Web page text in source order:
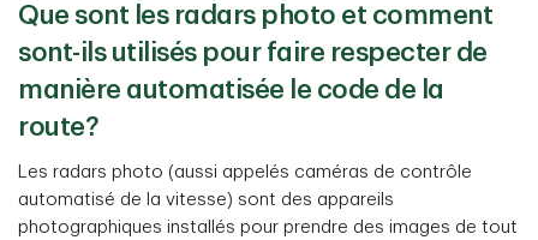
Que sont les radars photo et comment
sont-ils utilisés pour faire respecter de
manière automatisée le code de la
route?
Les radars photo (aussi appelés caméras de contrôle
automatisé de la vitesse) sont des appareils
photographiques installés pour prendre des images de tout